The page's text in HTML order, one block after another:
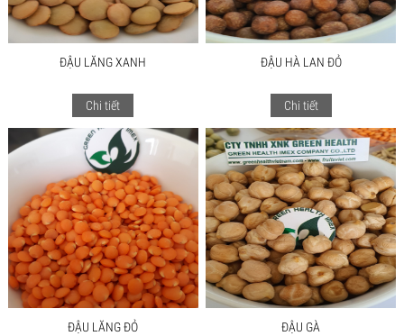
ĐẬU LĂNG XANH
Chi tiết
ĐẬU HÀ LAN ĐỎ
Chi tiết
ĐẬU LĂNG ĐỎ ĐẬU GÀ